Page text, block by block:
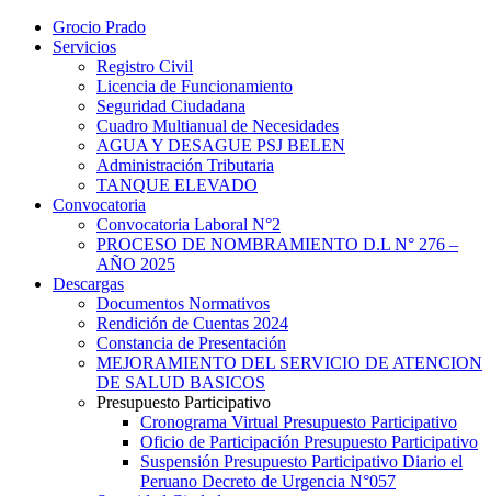
Grocio Prado
Servicios
Registro Civil
Licencia de Funcionamiento
Seguridad Ciudadana
Cuadro Multianual de Necesidades
AGUA Y DESAGUE PSJ BELEN
Administración Tributaria
TANQUE ELEVADO
Convocatoria
Convocatoria Laboral N°2
PROCESO DE NOMBRAMIENTO D.L N° 276 –
AÑO 2025
Descargas
Documentos Normativos
Rendición de Cuentas 2024
Constancia de Presentación
MEJORAMIENTO DEL SERVICIO DE ATENCION
DE SALUD BASICOS
Presupuesto Participativo
Cronograma Virtual Presupuesto Participativo
Oficio de Participación Presupuesto Participativo
Suspensión Presupuesto Participativo Diario el
Peruano Decreto de Urgencia N°057